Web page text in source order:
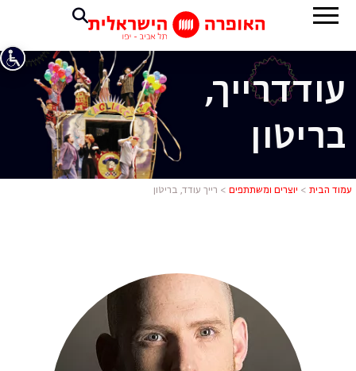
רייך עודד,
עודדרייך,
בריטון
עמוד הבית > יוצרים ומשתתפים > רייך עודד, בריטון